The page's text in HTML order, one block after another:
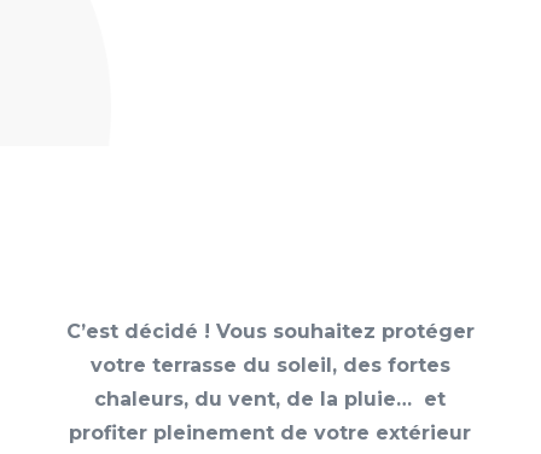
C’est décidé ! Vous souhaitez protéger
votre terrasse du soleil, des fortes
chaleurs, du vent, de la pluie… et
profiter pleinement de votre extérieur